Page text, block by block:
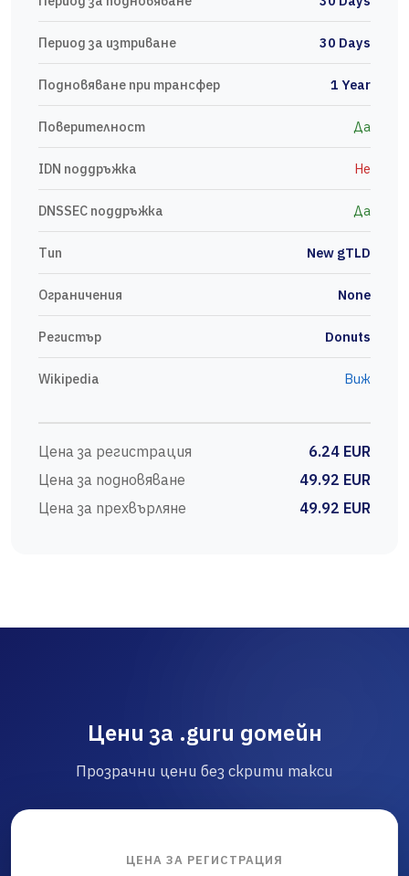
Период за изтриване 30 Days
Подновяване при трансфер 1 Year
Поверителност Да
IDN поддръжка Не
DNSSEC поддръжка Да
Тип New gTLD
Ограничения None
Регистър Donuts
Wikipedia Виж
Цена за регистрация
6.24 EUR
Цена за подновяване
49.92 EUR
Цена за прехвърляне
49.92 EUR
Цени за .guru домейн
Прозрачни цени без скрити такси
ЦЕНА ЗА РЕГИСТРАЦИЯ